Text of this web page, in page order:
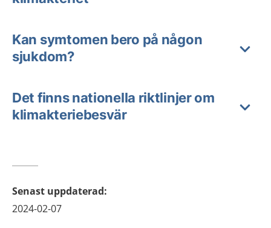
Kan symtomen bero på någon
sjukdom?
Det finns nationella riktlinjer om
klimakteriebesvär
Senast uppdaterad:
2024-02-07